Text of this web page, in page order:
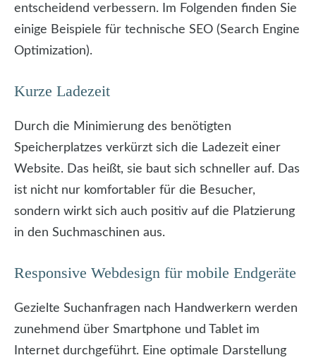
entscheidend verbessern. Im Folgenden finden Sie
einige Beispiele für technische SEO (Search Engine
Optimization).
Kurze Ladezeit
Durch die Minimierung des benötigten
Speicherplatzes verkürzt sich die Ladezeit einer
Website. Das heißt, sie baut sich schneller auf. Das
ist nicht nur komfortabler für die Besucher,
sondern wirkt sich auch positiv auf die Platzierung
in den Suchmaschinen aus.
Responsive Webdesign für mobile Endgeräte
Gezielte Suchanfragen nach Handwerkern werden
zunehmend über Smartphone und Tablet im
Internet durchgeführt. Eine optimale Darstellung